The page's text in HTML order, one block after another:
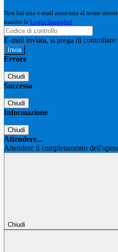
Non hai una e-mail associata al nome
tramite la Login Spaggiari
E-mail inviata, si prega di controllare
Errore
Chiudi
Successo
Chiudi
Informazione
Chiudi
Attendere...
Attendere il completamento
Chiudi